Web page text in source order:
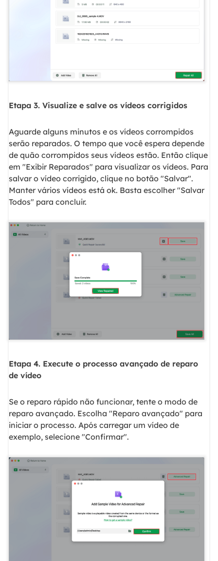
Etapa 3. Visualize e salve os vídeos corrigidos
Aguarde alguns minutos e os vídeos corrompidos
serão reparados. O tempo que você espera depende
de quão corrompidos seus vídeos estão. Então clique
em "Exibir Reparados" para visualizar os vídeos. Para
salvar o vídeo corrigido, clique no botão "Salvar".
Manter vários vídeos está ok. Basta escolher "Salvar
Todos" para concluir.
Etapa 4. Execute o processo avançado de reparo
de vídeo
Se o reparo rápido não funcionar, tente o modo de
reparo avançado. Escolha "Reparo avançado" para
iniciar o processo. Após carregar um vídeo de
exemplo, selecione "Confirmar".